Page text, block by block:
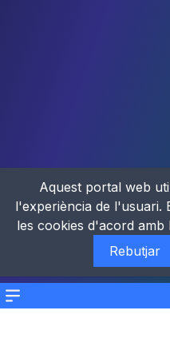
Menu
Aquest portal web
l'experiència de l'usuari.
les cookies d'acord amb
Rebutjar